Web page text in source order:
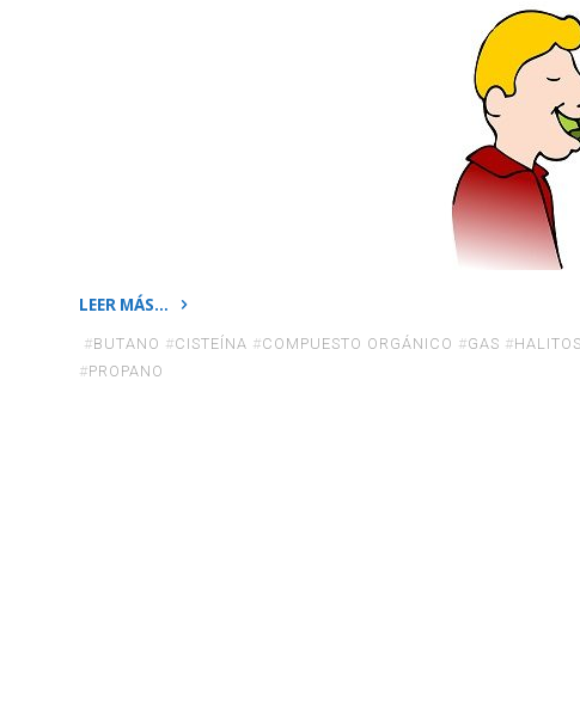
LEER MÁS…
«La
molécula
#BUTANO #CISTEÍNA #COMPUESTO ORGÁNICO #GAS #
#PROPANO